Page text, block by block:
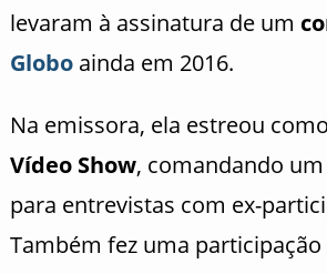
levaram à assinatura de um
Globoainda em 2016.
Na emissora, ela estreou como
Vídeo Show, comandando
para entrevistas com ex-
Também fez uma participação